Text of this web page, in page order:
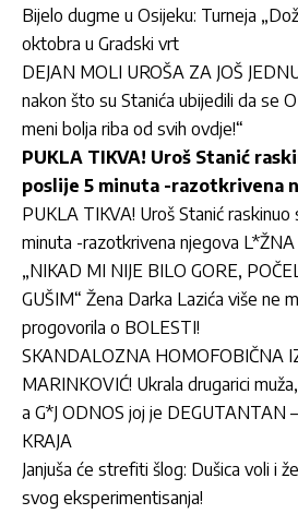
Bijelo dugme u Osijeku: Turneja
oktobra u Gradski vrt
DEJAN MOLI UROŠA ZA JOŠ
nakon što su Stanića ubijedili da se
meni bolja riba od svih ovdje!“
PUKLA TIKVA! Uroš Stanić
poslije 5 minuta -razotkrivena
PUKLA TIKVA! Uroš Stanić
minuta -razotkrivena njegova L*ŽNA
„NIKAD MI NIJE BILO GORE,
GUŠIM“ Žena Darka Lazića više ne
progovorila o BOLESTI!
SKANDALOZNA HOMOFOBIČNA
MARINKOVIĆ! Ukrala drugarici
a G*J ODNOS joj je DEGUTANTAN
KRAJA
Janjuša će strefiti šlog: Dušica voli i
svog eksperimentisanja!